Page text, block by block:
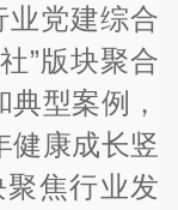
业党建综合
”版块聚合
型案例，
健康成长竖
聚焦行业发